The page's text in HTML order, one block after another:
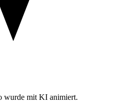
wurde mit KI animiert.